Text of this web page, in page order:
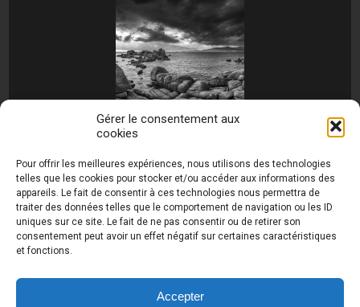
Gérer le consentement aux
cookies
Pour offrir les meilleures expériences, nous utilisons des technologies
telles que les cookies pour stocker et/ou accéder aux informations des
appareils. Le fait de consentir à ces technologies nous permettra de
traiter des données telles que le comportement de navigation ou les ID
uniques sur ce site. Le fait de ne pas consentir ou de retirer son
consentement peut avoir un effet négatif sur certaines caractéristiques
et fonctions.
Accepter
raynaud.com ©
Toutes les photos de ce site sont